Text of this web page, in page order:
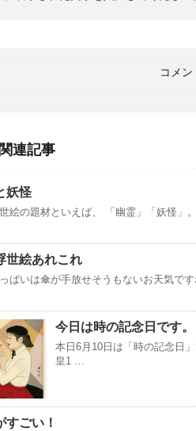
連記事
妖怪
絵の題材といえば、 「幽霊」「妖怪
世絵あれこれ
ぱいは傘が手放せそうもないお天気で
今日は時の記念日です。
本日6月10日は「時の記念日
皇1 …
すごい！